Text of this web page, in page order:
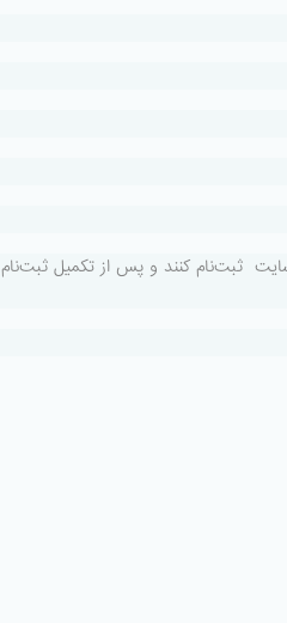
که موفق به ثبت‌نام نشده‌اند می‌توانند تا روزچهارشنبه ساعت17از طریق سایت ثبت‌نام کنند و پس از تکمیل ثبت‌نام